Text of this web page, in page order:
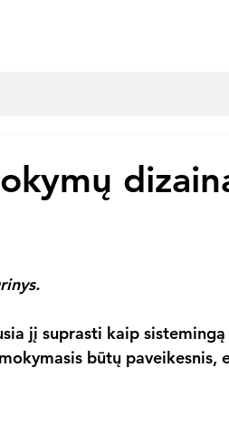
jį suprasti kaip
būtų paveikesnis,